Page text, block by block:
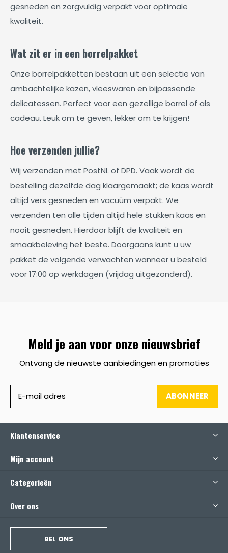
gesneden en zorgvuldig verpakt voor optimale
kwaliteit.
Wat zit er in een borrelpakket
Onze borrelpakketten bestaan uit een selectie van
ambachtelijke kazen, vleeswaren en bijpassende
delicatessen. Perfect voor een gezellige borrel of als
cadeau. Leuk om te geven, lekker om te krijgen!
Hoe verzenden jullie?
Wij verzenden met PostNL of DPD. Vaak wordt de
bestelling dezelfde dag klaargemaakt; de kaas wordt
altijd vers gesneden en vacuüm verpakt. We
verzenden ten alle tijden altijd hele stukken kaas en
nooit gesneden. Hierdoor blijft de kwaliteit en
smaakbeleving het beste. Doorgaans kunt u uw
pakket de volgende verwachten wanneer u besteld
voor 17:00 op werkdagen (vrijdag uitgezonderd).
Meld je aan voor onze nieuwsbrief
Ontvang de nieuwste aanbiedingen en promoties
ABONNEER
Klantenservice
Mijn account
Categorieën
Over ons
BEL ONS